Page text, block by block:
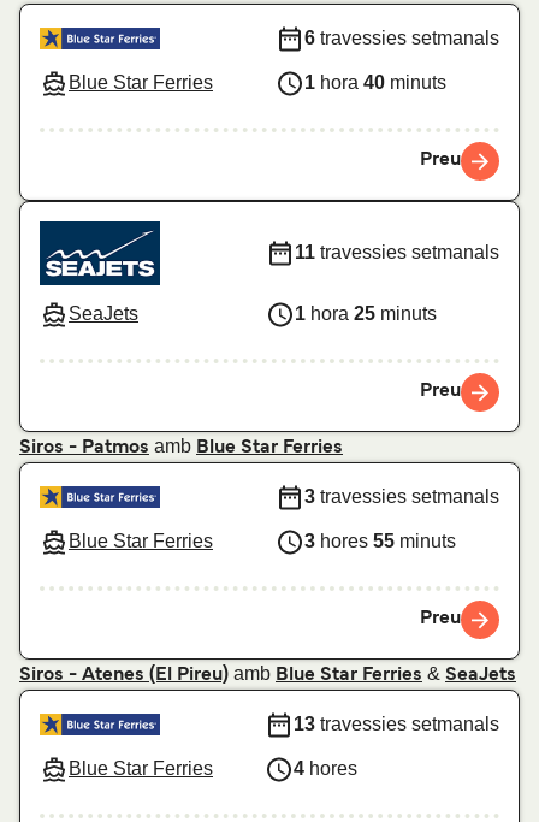
Blue Star Ferries
6 travessies setmanals
1 hora 40 minuts
Preu
SeaJets
11 travessies setmanals
1 hora 25 minuts
Preu
Siros - Patmos amb Blue Star Ferries
Blue Star Ferries
3 travessies setmanals
3 hores 55 minuts
Preu
Siros - Atenes (El Pireu) amb Blue Star Ferries & SeaJets
Blue Star Ferries
13 travessies setmanals
4 hores